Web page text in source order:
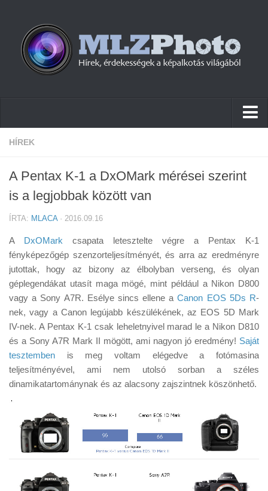
Hírek
Cikkek
Szoftver
Tudástár
Tanácsok
Érdekességek
Helyszíni Riport
E-BB
HÍREK
A Pentax K-1 a DxOMark mérései szerint
is a legjobbak között van
ÍRTA: MLACA· 2016.09.16
A DxOMark csapata letesztelte végre a Pentax K-1
fényképezőgép szenzorteljesítményét, és arra az eredményre
jutottak, hogy az bizony az élbolyban verseng, és olyan
géplegendákat utasít maga mögé, mint például a Nikon D800
vagy a Sony A7R. Esélye sincs ellene aCanon EOS 5Ds R-
nek, vagy a Canon legújabb készülékének, az EOS 5D Mark
IV-nek. A Pentax K-1 csak leheletnyivel marad le a Nikon D810
és a Sony A7R Mark II mögött, ami nagyon jó eredmény! Saját
tesztemben is meg voltam elégedve a fotómasina
teljesítményével, ami nem utolsó sorban a széles
dinamikatartománynak és az alacsony zajszintnek köszönhető.